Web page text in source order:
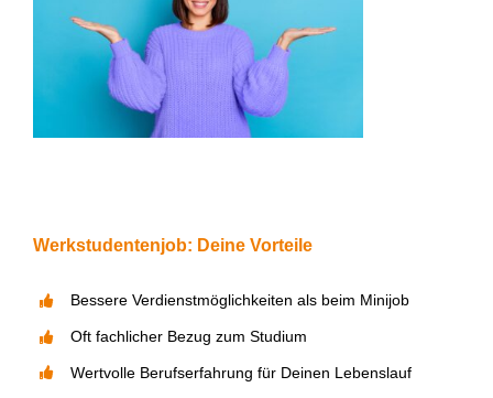
Werkstudentenjob: Deine Vorteile
Bessere Verdienstmöglichkeiten als beim Minijob
Oft fachlicher Bezug zum Studium
Wertvolle Berufserfahrung für Deinen Lebenslauf